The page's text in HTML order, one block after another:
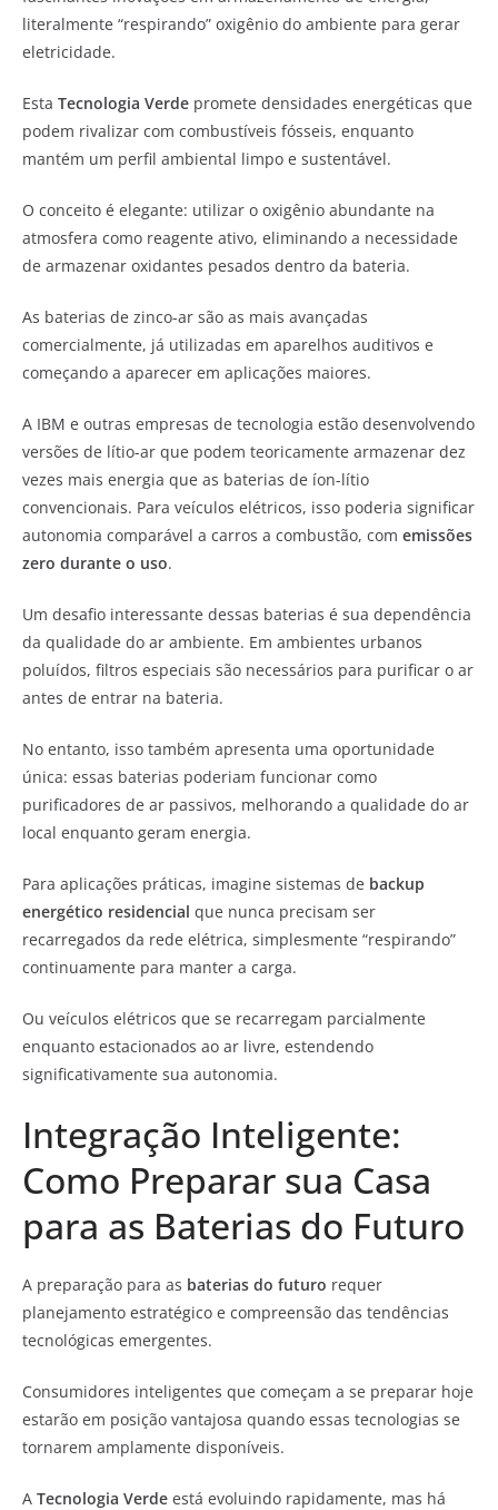
literalmente “respirando” oxigênio do ambiente para gerar
eletricidade.
Esta Tecnologia Verde promete densidades energéticas que
podem rivalizar com combustíveis fósseis, enquanto
mantém um perfil ambiental limpo e sustentável.
O conceito é elegante: utilizar o oxigênio abundante na
atmosfera como reagente ativo, eliminando a necessidade
de armazenar oxidantes pesados dentro da bateria.
As baterias de zinco-ar são as mais avançadas
comercialmente, já utilizadas em aparelhos auditivos e
começando a aparecer em aplicações maiores.
A IBM e outras empresas de tecnologia estão desenvolvendo
versões de lítio-ar que podem teoricamente armazenar dez
vezes mais energia que as baterias de íon-lítio
convencionais. Para veículos elétricos, isso poderia significar
autonomia comparável a carros a combustão, com emissões
zero durante o uso.
Um desafio interessante dessas baterias é sua dependência
da qualidade do ar ambiente. Em ambientes urbanos
poluídos, filtros especiais são necessários para purificar o ar
antes de entrar na bateria.
No entanto, isso também apresenta uma oportunidade
única: essas baterias poderiam funcionar como
purificadores de ar passivos, melhorando a qualidade do ar
local enquanto geram energia.
Para aplicações práticas, imagine sistemas de backup
energético residencial que nunca precisam ser
recarregados da rede elétrica, simplesmente “respirando”
continuamente para manter a carga.
Ou veículos elétricos que se recarregam parcialmente
enquanto estacionados ao ar livre, estendendo
significativamente sua autonomia.
Integração Inteligente:
Como Preparar sua Casa
para as Baterias do Futuro
A preparação para as baterias do futuro requer
planejamento estratégico e compreensão das tendências
tecnológicas emergentes.
Consumidores inteligentes que começam a se preparar hoje
estarão em posição vantajosa quando essas tecnologias se
tornarem amplamente disponíveis.
A Tecnologia Verde está evoluindo rapidamente, mas há